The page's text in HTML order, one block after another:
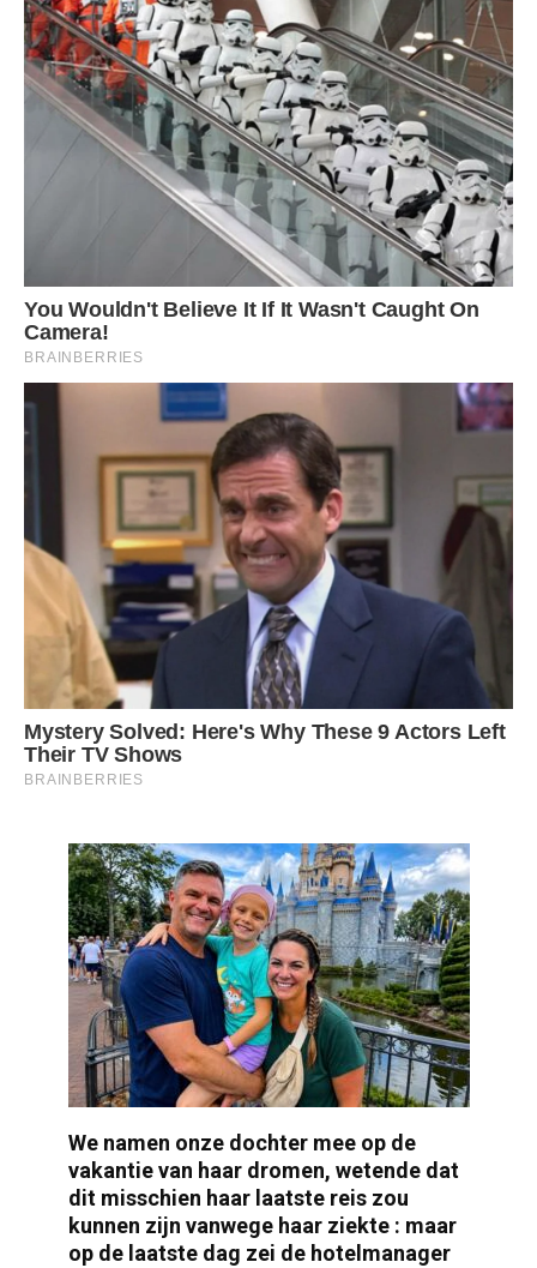
We namen onze dochter mee op de
vakantie van haar dromen, wetende dat
dit misschien haar laatste reis zou
kunnen zijn vanwege haar ziekte : maar
op de laatste dag zei de hotelmanager